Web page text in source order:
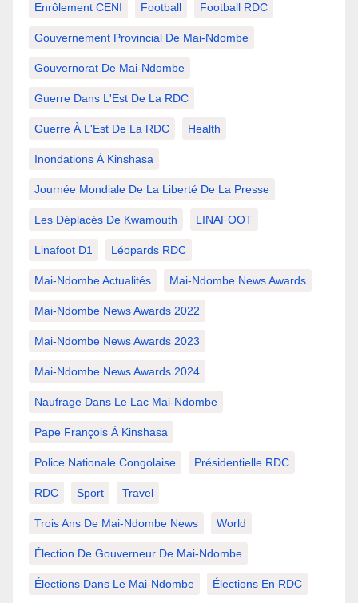
Enrôlement CENI Football Football RDC
Gouvernement Provincial De Mai-Ndombe
Gouvernorat De Mai-Ndombe
Guerre Dans L'Est De La RDC
Guerre À L'Est De La RDC Health
Inondations À Kinshasa
Journée Mondiale De La Liberté De La Presse
Les Déplacés De Kwamouth LINAFOOT
Linafoot D1 Léopards RDC
Mai-Ndombe Actualités Mai-Ndombe News Awards
Mai-Ndombe News Awards 2022
Mai-Ndombe News Awards 2023
Mai-Ndombe News Awards 2024
Naufrage Dans Le Lac Mai-Ndombe
Pape François À Kinshasa
Police Nationale Congolaise Présidentielle RDC
RDC Sport Travel
Trois Ans De Mai-Ndombe News World
Élection De Gouverneur De Mai-Ndombe
Élections Dans Le Mai-Ndombe Élections En RDC